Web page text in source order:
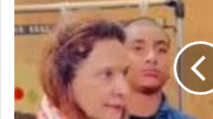
पर
विश्वास:
सिद्धू
का